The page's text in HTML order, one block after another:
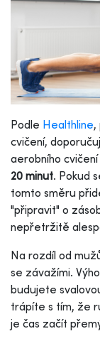
Podle Healthline,
cvičení,
aerobního cvičení
20 minut. Pokud
tomto směru
"připravit" o
nepřetržitě
Na rozdíl od
se závažími.
budujete
trápíte s tím, že
je čas začít